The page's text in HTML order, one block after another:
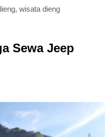
, wisata dieng
Sewa Jeep